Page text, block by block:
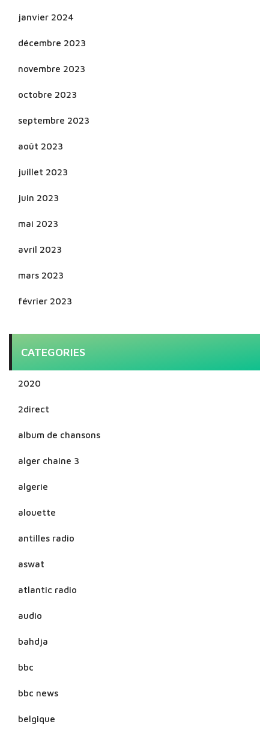
janvier 2024
décembre 2023
novembre 2023
octobre 2023
septembre 2023
août 2023
juillet 2023
juin 2023
mai 2023
avril 2023
mars 2023
février 2023
CATEGORIES
2020
2direct
album de chansons
alger chaine 3
algerie
alouette
antilles radio
aswat
atlantic radio
audio
bahdja
bbc
bbc news
belgique